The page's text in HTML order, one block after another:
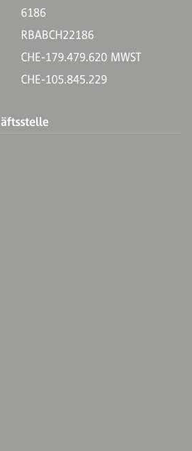
6186
RBABCH22186
CHE-179.479.620 MWST
CHE-105.845.229